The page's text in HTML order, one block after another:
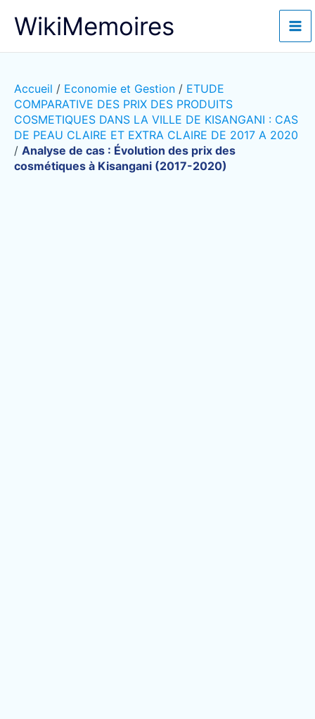
WikiMemoires
Accueil / Economie et Gestion / ETUDE
COMPARATIVE DES PRIX DES PRODUITS
COSMETIQUES DANS LA VILLE DE KISANGANI : CAS
DE PEAU CLAIRE ET EXTRA CLAIRE DE 2017 A 2020
/ Analyse de cas : Évolution des prix des
cosmétiques à Kisangani (2017-2020)